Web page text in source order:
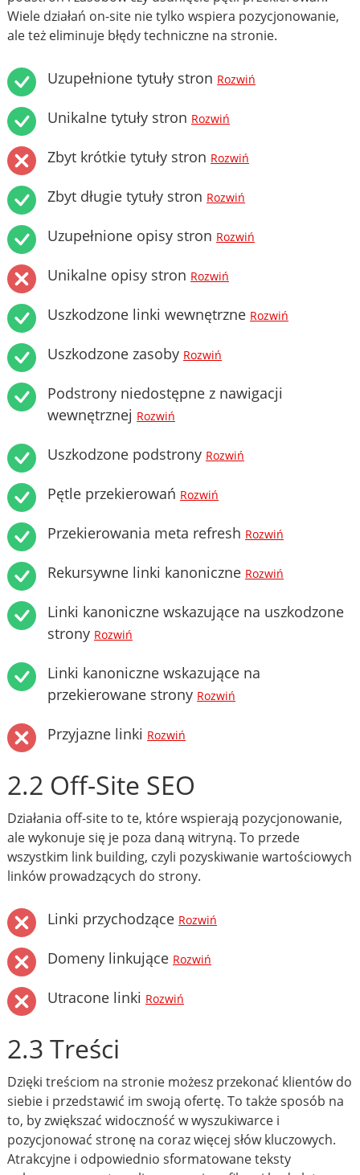
Wiele działań on-site nie tylko wspiera pozycjonowanie,
ale też eliminuje błędy techniczne na stronie.
Uzupełnione tytuły stron Rozwiń
Unikalne tytuły stron Rozwiń
Zbyt krótkie tytuły stron Rozwiń
Zbyt długie tytuły stron Rozwiń
Uzupełnione opisy stron Rozwiń
Unikalne opisy stron Rozwiń
Uszkodzone linki wewnętrzne Rozwiń
Uszkodzone zasoby Rozwiń
Podstrony niedostępne z nawigacji
wewnętrznej Rozwiń
Uszkodzone podstrony Rozwiń
Pętle przekierowań Rozwiń
Przekierowania meta refresh Rozwiń
Rekursywne linki kanoniczne Rozwiń
Linki kanoniczne wskazujące na uszkodzone
strony Rozwiń
Linki kanoniczne wskazujące na
przekierowane strony Rozwiń
Przyjazne linki Rozwiń
2.2 Off-Site SEO
Działania off-site to te, które wspierają pozycjonowanie,
ale wykonuje się je poza daną witryną. To przede
wszystkim link building, czyli pozyskiwanie wartościowych
linków prowadzących do strony.
Linki przychodzące Rozwiń
Domeny linkujące Rozwiń
Utracone linki Rozwiń
2.3 Treści
Dzięki treściom na stronie możesz przekonać klientów do
siebie i przedstawić im swoją ofertę. To także sposób na
to, by zwiększać widoczność w wyszukiwarce i
pozycjonować stronę na coraz więcej słów kluczowych.
Atrakcyjne i odpowiednio sformatowane teksty